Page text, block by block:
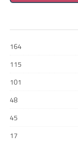
164
115
101
48
45
17